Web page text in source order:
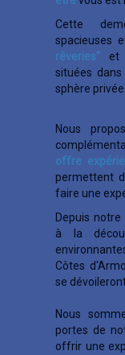
Cette
spacieuses
rêveries" et
situées
sphère privée.
Nous
offre
permettent
faire une
Depuis
à la
Côtes
se
Nous
portes de
offrir une